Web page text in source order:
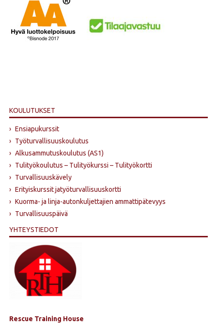
KOULUTUKSET
› Ensiapukurssit
› Työturvallisuuskoulutus
› Alkusammutus­koulutus (AS1)
› Tulityökoulutus – Tulityökurssi – Tulityökortti
› Turvallisuuskävely
› Erityiskurssit jatyöturvallisuuskortti
› Kuorma- ja linja-autonkuljettajien ammattipätevyys
› Turvallisuuspäivä
YHTEYSTIEDOT
Rescue Training House